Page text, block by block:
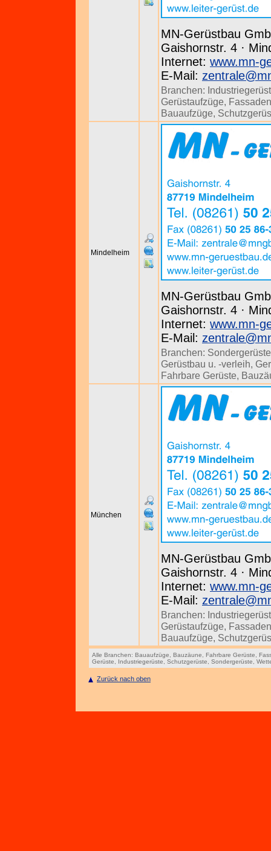
MN-Gerüstbau
Gaishornstr. 4 ·
Internet: www.mn-
E-Mail:
Branchen:
Gerüstaufzüge,
Bauaufzüge,
Mindelheim
MN-Gerüstbau
Gaishornstr. 4 ·
Internet: www.mn-
E-Mail:
Branchen: Sondergerüste
Gerüstbau u. -verleih,
Fahrbare Gerüste,
München
MN-Gerüstbau
Gaishornstr. 4 ·
Internet: www.mn-
E-Mail:
Branchen:
Gerüstaufzüge,
Bauaufzüge,
Alle Branchen: Bauaufzüge Bauzäune Fahrbare Gerüste
Gerüste
Industriegerüste Schutzgerüste Sondergerüste
Zurück nach oben